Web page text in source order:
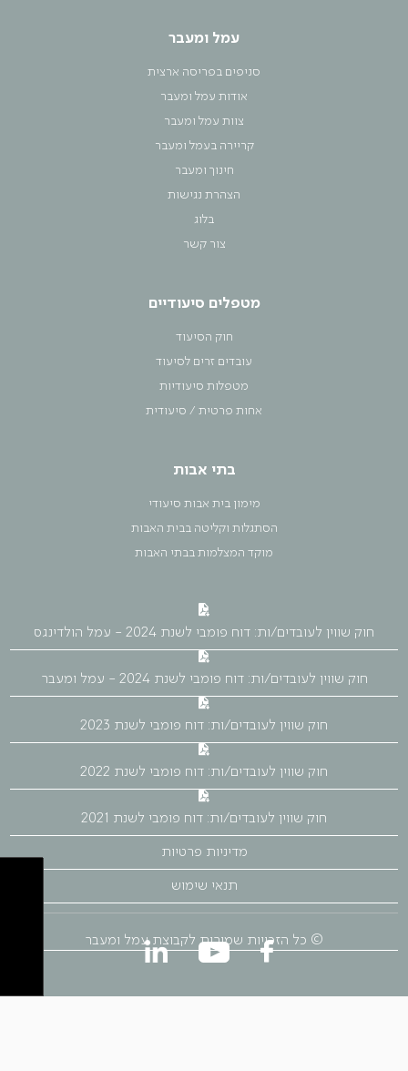
עמל ומעבר
סניפים בפריסה ארצית
אודות עמל ומעבר
צוות עמל ומעבר
קריירה בעמל ומעבר
חינוך ומעבר
הצהרת נגישות
בלוג
צור קשר
מטפלים סיעודיים
חוק הסיעוד
עובדים זרים לסיעוד
מטפלות סיעודיות
אחות פרטית / סיעודית
בתי אבות
מימון בית אבות סיעודי
הסתגלות וקליטה בבית האבות
מוקד המצלמות בבתי האבות
חוק שווין לעובדים/ות: דוח פומבי לשנת 2024 - עמל הולדינגס
חוק שווין לעובדים/ות: דוח פומבי לשנת 2024 - עמל ומעבר
חוק שווין לעובדים/ות: דוח פומבי לשנת 2023
חוק שווין לעובדים/ות: דוח פומבי לשנת 2022
חוק שווין לעובדים/ות: דוח פומבי לשנת 2021
מדיניות פרטיות
תנאי שימוש
© כל הזכויות שמורות לקבוצת עמל ומעבר